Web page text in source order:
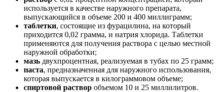
используется в качестве наружного препарата,
выпускающийся в объеме 200 и 400 миллиграмм;
таблетки, состоящие из фурацилина, на который
приходится 0,02 грамма, и натрия хлорида. Таблетки
применяются для получения раствора с целью местной
наружной обработки;
мазь двухпроцентная, реализуемая в тубах по 25 грамм;
паста, предназначенная для наружного использования,
которая выпускается в килограммовом объеме;
спиртовой раствор объемом 10 и 25 миллилитров.